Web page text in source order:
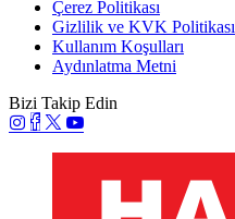
Çerez Politikası
Gizlilik ve KVK Politikası
Kullanım Koşulları
Aydınlatma Metni
Bizi Takip Edin